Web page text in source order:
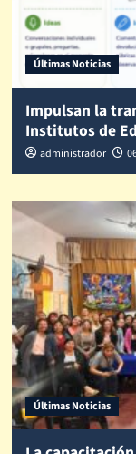
Últimas Noticias
Impulsan la
Institutos de
administrador
Últimas Noticias